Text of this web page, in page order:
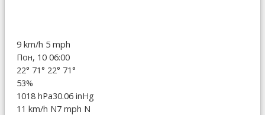
9 km/h 5 mph
Пон, 10 06:00
22° 71° 22° 71°
53%
1018 hPa30.06 inHg
11 km/h N7 mph N